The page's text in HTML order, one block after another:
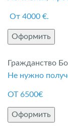
От 4000 €.
Оформить
Гражданство
Не нужно
ОТ 6500€
Оформить